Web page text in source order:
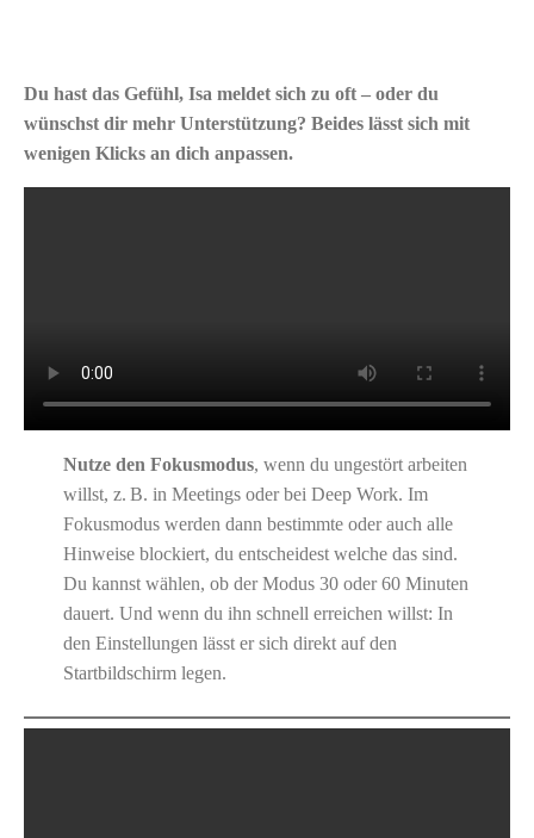
Du hast das Gefühl, Isa meldet sich zu oft – oder du
wünschst dir mehr Unterstützung? Beides lässt sich mit
wenigen Klicks an dich anpassen.
Nutze den Fokusmodus, wenn du ungestört arbeiten
willst, z. B. in Meetings oder bei Deep Work. Im
Fokusmodus werden dann bestimmte oder auch alle
Hinweise blockiert, du entscheidest welche das sind.
Du kannst wählen, ob der Modus 30 oder 60 Minuten
dauert. Und wenn du ihn schnell erreichen willst: In
den Einstellungen lässt er sich direkt auf den
Startbildschirm legen.